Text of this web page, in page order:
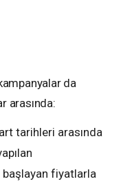
da
arasında:
tarihleri arasında
başlayan fiyatlarla